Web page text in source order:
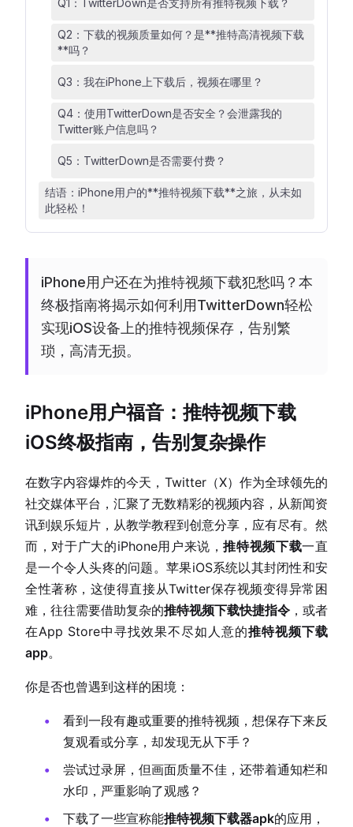
Q1：TwitterDown是否支持所有推特视频下载？
Q2：下载的视频质量如何？是**推特高清视频下载
**吗？
Q3：我在iPhone上下载后，视频在哪里？
Q4：使用TwitterDown是否安全？会泄露我的
Twitter账户信息吗？
Q5：TwitterDown是否需要付费？
结语：iPhone用户的**推特视频下载**之旅，从未如
此轻松！
iPhone用户还在为推特视频下载犯愁吗？本
终极指南将揭示如何利用TwitterDown轻松
实现iOS设备上的推特视频保存，告别繁
琐，高清无损。
iPhone用户福音：推特视频下载
iOS终极指南，告别复杂操作
在数字内容爆炸的今天，Twitter（X）作为全球领先的
社交媒体平台，汇聚了无数精彩的视频内容，从新闻资
讯到娱乐短片，从教学教程到创意分享，应有尽有。然
而，对于广大的iPhone用户来说，推特视频下载一直
是一个令人头疼的问题。苹果iOS系统以其封闭性和安
全性著称，这使得直接从Twitter保存视频变得异常困
难，往往需要借助复杂的推特视频下载快捷指令 ，或者
在App Store中寻找效果不尽如人意的推特视频下载
app。
你是否也曾遇到这样的困境：
看到一段有趣或重要的推特视频，想保存下来反
复观看或分享，却发现无从下手？
尝试过录屏，但画面质量不佳，还带着通知栏和
水印，严重影响了观感？
下载了一些宣称能推特视频下载器apk的应用，